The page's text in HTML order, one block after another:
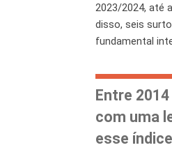
2023/2024, até
disso, seis
fundamental
Entre
com uma
esse